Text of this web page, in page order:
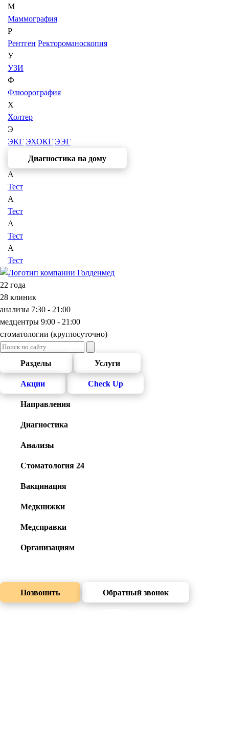
М
Маммография
Р
Рентген Ректороманоскопия
У
УЗИ
Ф
Флюорография
Х
Холтер
Э
ЭКГ ЭХОКГ ЭЭГ
Диагностика на дому
А
Тест
А
Тест
А
Тест
А
Тест
22 года
28 клиник
анализы 7:30 - 21:00
медцентры 9:00 - 21:00
cтоматологии (круглосуточно)
Разделы Услуги
Акции Check Up
Направления
Диагностика
Анализы
Стоматология 24
Вакцинация
Медкнижки
Медсправки
Организациям
Позвонить Обратный звонок